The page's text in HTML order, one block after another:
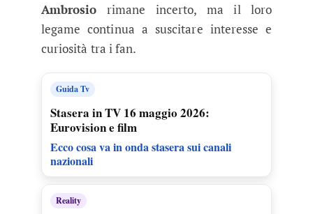
Ambrosio rimane incerto, ma il loro
legame continua a suscitare interesse e
curiosità tra i fan.
Guida Tv
Stasera in TV 16 maggio 2026:
Eurovision e film
Ecco cosa va in onda stasera sui canali
nazionali
Reality